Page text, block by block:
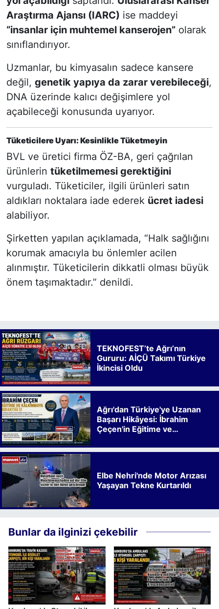
Araştırma Ajansı (IARC) ise maddeyi
“insanlar için muhtemel kanserojen”olarak
sınıflandırıyor.
Uzmanlar, bu kimyasalın sadece kansere
değil, genetik yapıya da zarar verebileceği,
DNA üzerinde kalıcı değişimlere yol
açabileceği konusunda uyarıyor.
Tüketicilere Uyarı: Kesinlikle Tüketmeyin
BVL ve üretici firma ÖZ-BA, geri çağrılan
ürünlerin tüketilmemesi gerektiğini
vurguladı. Tüketiciler, ilgili ürünleri satın
aldıkları noktalara iade ederek ücret iadesi
alabiliyor.
Şirketten yapılan açıklamada, “Halk sağlığını
korumak amacıyla bu önlemler acilen
alınmıştır. Tüketicilerin dikkatli olması büyük
önem taşımaktadır.” denildi.
TEKNOFEST’te Ağrı’nın
Gururu: AİÇÜ Takımı Türkiye
İkincisi Oldu
Ağrı'dan Türkiye'ye Uzanan
Başarı Hikâyesi: İbrahim
Çeçen'in Eğitime ve
Elbe Nehri'nde Motor Arızası
Yaşayan Tekne Kurtarıldı
Bunlar da ilginizi çekebilir